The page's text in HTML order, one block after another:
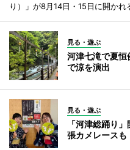
り）」が8月14日・15日に開かれ
見る・遊ぶ
河津七滝で夏
で涼を演出
見る・遊ぶ
「河津総踊り
張カメレースも